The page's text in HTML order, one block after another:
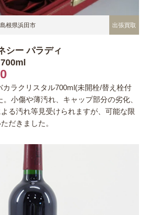
島根県浜田市 出張買取
シー パラディ
ラクリスタル700ml(未開栓/替え栓付
小傷や薄汚れ、キャップ部分の劣化、
る汚れ等見受けられますが、可能な限
だきました。